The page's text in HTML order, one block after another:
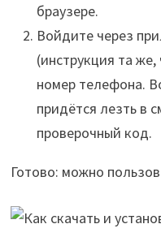
браузере.
Войдите через
(инструкция та
номер телефона.
придётся лезть в
проверочный код.
Готово: можно